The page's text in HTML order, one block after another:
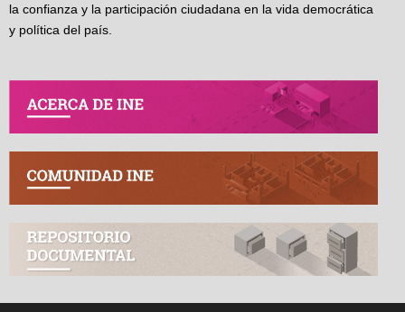
la confianza y la participación ciudadana en la vida democrática
y política del país.